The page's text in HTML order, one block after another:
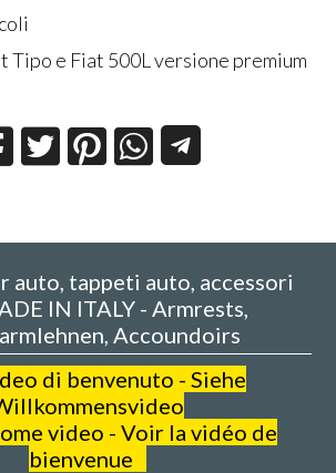
Tipo e Fiat 500L versione premium
auto, tappeti auto, accessori
IN ITALY - Armrests,
Accoundoirs
di benvenuto - Siehe
video - Voir la vidéo de
bienvenue